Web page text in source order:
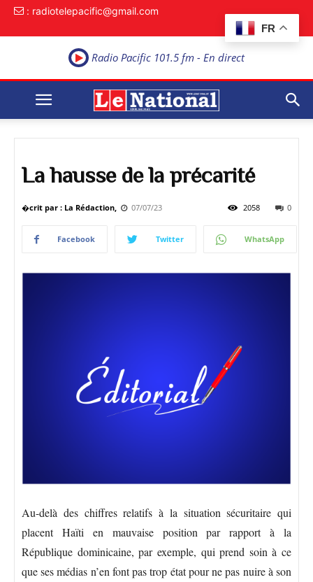
FR
: radiotelepacific@gmail.com
Radio Pacific 101.5 fm - En direct
La hausse de la précarité
�crit par : La Rédaction, 07/07/23 0
2058
Facebook Twitter WhatsApp
Au-delà des chiffres relatifs à la situation sécuritaire qui
placent Haïti en mauvaise position par rapport à la
République dominicaine, par exemple, qui prend soin à ce
que ses médias n’en font pas trop état pour ne pas nuire à son